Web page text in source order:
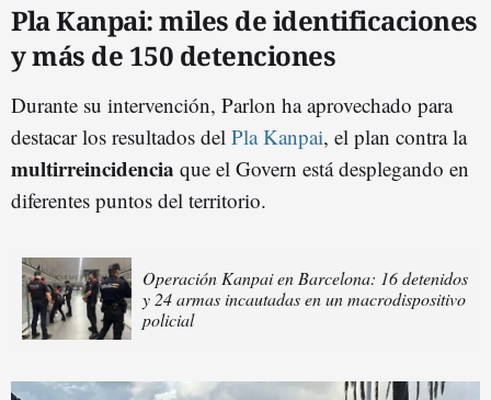
Pla Kanpai: miles de identificaciones
y más de 150 detenciones
Durante su intervención, Parlon ha aprovechado para
destacar los resultados del Pla Kanpai, el plan contra la
multirreincidencia que el Govern está desplegando en
diferentes puntos del territorio.
Operación Kanpai en Barcelona: 16 detenidos
y 24 armas incautadas en un macrodispositivo
policial